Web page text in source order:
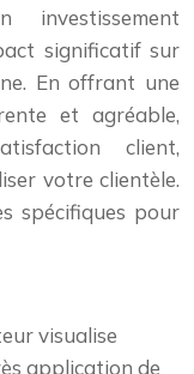
investissement
significatif sur
En offrant une
et agréable,
client,
votre clientèle.
spécifiques pour
visualise
application de